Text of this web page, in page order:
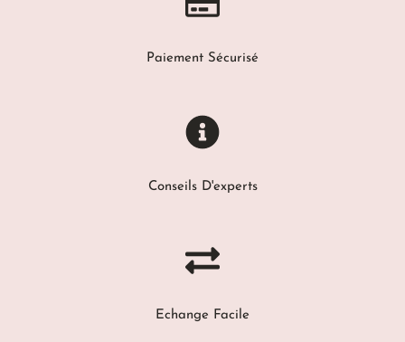
Paiement Sécurisé
Conseils D'experts
Echange Facile